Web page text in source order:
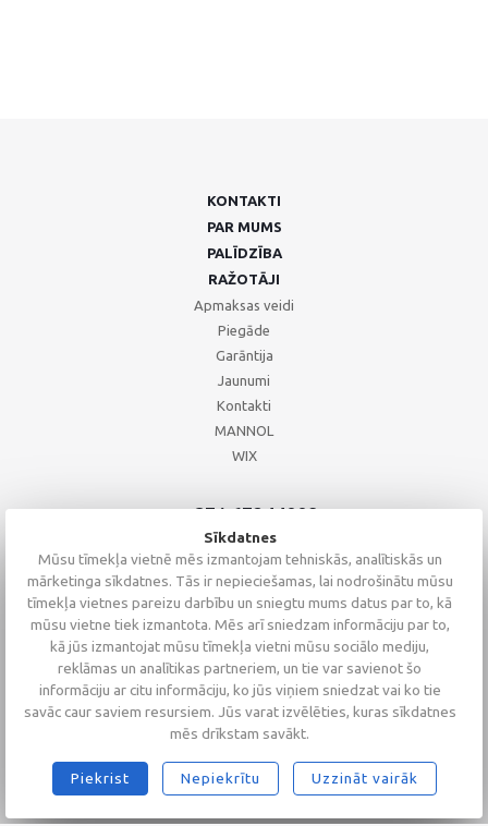
KONTAKTI
PAR MUMS
PALĪDZĪBA
RAŽOTĀJI
Apmaksas veidi
Piegāde
Garāntija
Jaunumi
Kontakti
MANNOL
WIX
+371 67244008
+371 67271055
+371 26002793
2026 © Altaserviss SIA
Sīkdatnes
Mūsu tīmekļa vietnē mēs izmantojam tehniskās, analītiskās un
mārketinga sīkdatnes. Tās ir nepieciešamas, lai nodrošinātu mūsu
tīmekļa vietnes pareizu darbību un sniegtu mums datus par to, kā
mūsu vietne tiek izmantota. Mēs arī sniedzam informāciju par to,
kā jūs izmantojat mūsu tīmekļa vietni mūsu sociālo mediju,
reklāmas un analītikas partneriem, un tie var savienot šo
informāciju ar citu informāciju, ko jūs viņiem sniedzat vai ko tie
savāc caur saviem resursiem. Jūs varat izvēlēties, kuras sīkdatnes
mēs drīkstam savākt.
Piekrist Nepiekrītu Uzzināt vairāk